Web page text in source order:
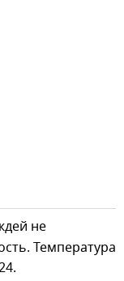
не
Температура